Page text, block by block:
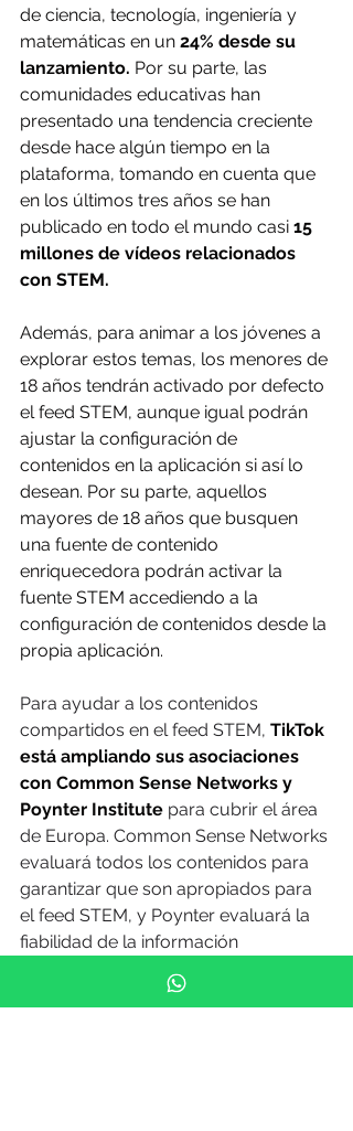
de ciencia, tecnología, ingeniería y
matemáticas en un 24% desde su
lanzamiento. Por su parte, las
comunidades educativas han
presentado una tendencia creciente
desde hace algún tiempo en la
plataforma, tomando en cuenta que
en los últimos tres años se han
publicado en todo el mundo casi 15
millones de vídeos relacionados
con STEM.
Además, para animar a los jóvenes a
explorar estos temas, los menores de
18 años tendrán activado por defecto
el feed STEM, aunque igual podrán
ajustar la configuración de
contenidos en la aplicación si así lo
desean. Por su parte, aquellos
mayores de 18 años que busquen
una fuente de contenido
enriquecedora podrán activar la
fuente STEM accediendo a la
configuración de contenidos desde la
propia aplicación.
Para ayudar a los contenidos
compartidos en el feed STEM, TikTok
está ampliando sus asociaciones
con Common Sense Networks y
Poynter Institute para cubrir el área
de Europa. Common Sense Networks
evaluará todos los contenidos para
garantizar que son apropiados para
el feed STEM, y Poynter evaluará la
fiabilidad de la información
ambos puntos de control, no podrá